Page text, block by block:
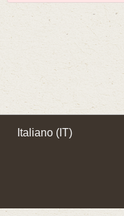
Italiano (IT)